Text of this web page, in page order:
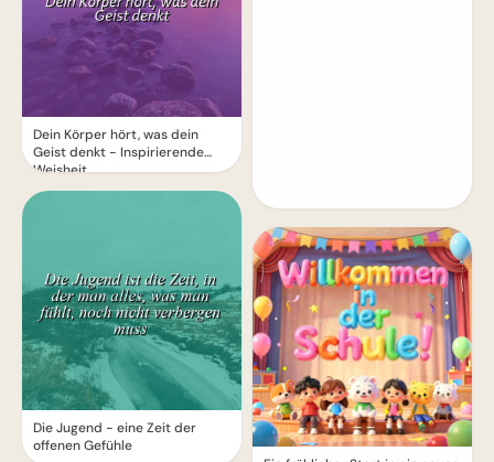
Dein Körper hört, was dein
Geist denkt - Inspirierende
Weisheit
Die Jugend - eine Zeit der
offenen Gefühle